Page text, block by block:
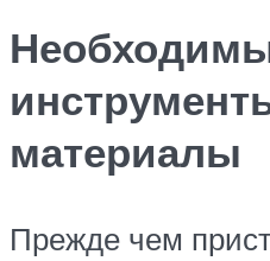
материалы
Прежде чем